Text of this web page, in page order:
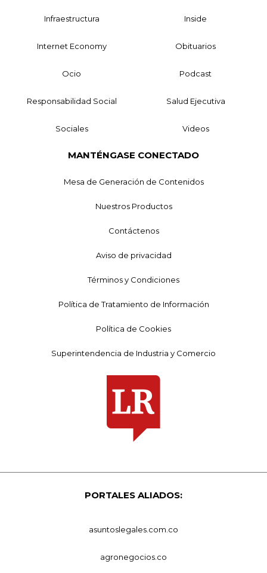
Infraestructura Inside
Internet Economy Obituarios
Ocio Podcast
Responsabilidad Social Salud Ejecutiva
Sociales Videos
MANTÉNGASE CONECTADO
Mesa de Generación de Contenidos
Nuestros Productos
Contáctenos
Aviso de privacidad
Términos y Condiciones
Política de Tratamiento de Información
Política de Cookies
Superintendencia de Industria y Comercio
PORTALES ALIADOS:
asuntoslegales.com.co
agronegocios.co